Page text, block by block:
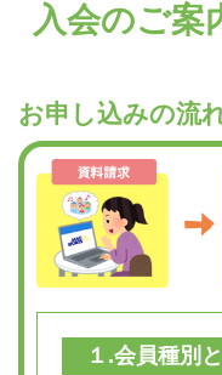
入会のご案
お申し込みの流
１.会員種別